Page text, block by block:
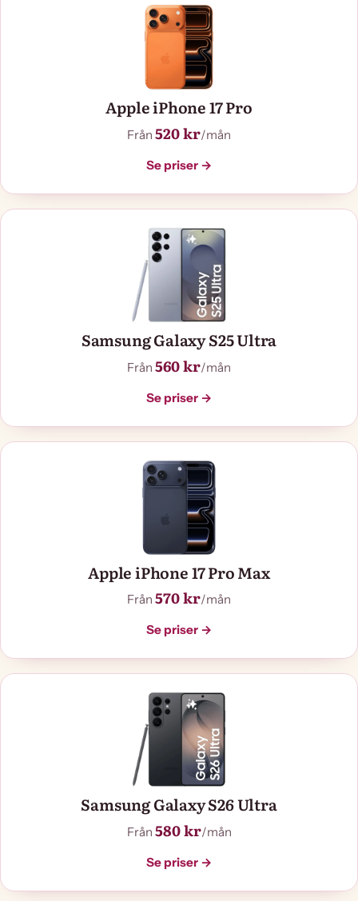
Apple iPhone 17 Pro
Från 520 kr/mån
Se priser →
Samsung Galaxy S25 Ultra
Från 560 kr/mån
Se priser →
Apple iPhone 17 Pro Max
Från 570 kr/mån
Se priser →
Samsung Galaxy S26 Ultra
Från 580 kr/mån
Se priser →